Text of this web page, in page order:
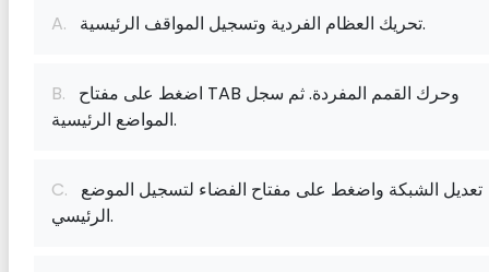
A. تحريك العظام الفردية وتسجيل المواقف الرئيسية.
B.
المواضع الرئيسية.
C.
الرئيسي.